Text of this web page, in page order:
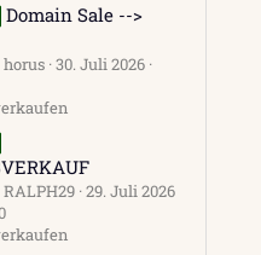
Domain Sale -->
30. Juli 2026
29. Juli 2026